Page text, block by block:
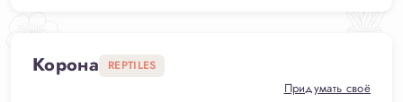
Корона REPTILES
Придумать своё